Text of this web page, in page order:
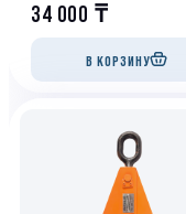
34 000 ₸
В КОРЗИНУ